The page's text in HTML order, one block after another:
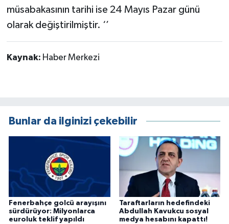
müsabakasının tarihi ise 24 Mayıs Pazar günü
olarak değiştirilmiştir. ‘’
Kaynak: Haber Merkezi
Bunlar da ilginizi çekebilir
Fenerbahçe golcü arayışını
sürdürüyor: Milyonlarca
euroluk teklif yapıldı
Taraftarların hedefindeki
Abdullah Kavukcu sosyal
medya hesabını kapattı!